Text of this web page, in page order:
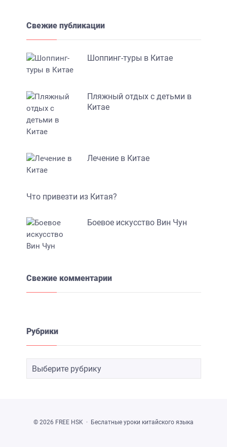
Свежие публикации
Шоппинг-туры в Китае
Пляжный отдых с детьми в
Китае
Лечение в Китае
Что привезти из Китая?
Боевое искусство Вин Чун
Свежие комментарии
Рубрики
© 2026 FREE HSK · Беслатные уроки китайского языка